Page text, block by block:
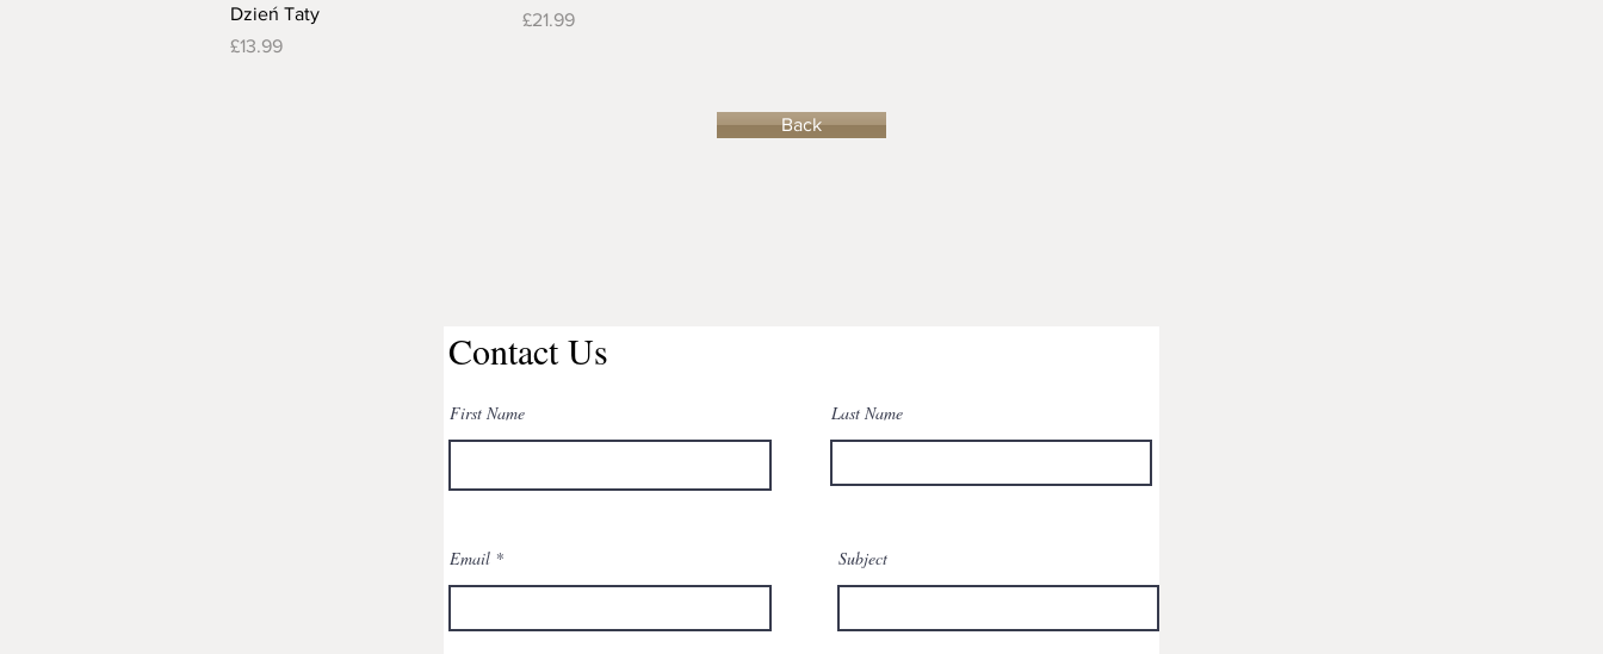
Dzień Taty
Price
£13.99
Price
£21.99
Back
Contact Us
First Name Last Name
Email Subject